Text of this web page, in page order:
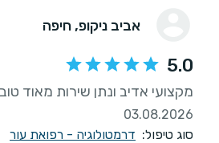
אביב ניקופ, חיפה
5.0
מקצועי אדיב ונתן שירות מאוד
03.08.2026
סוג טיפול: דרמטולוגיה - רפואת עור